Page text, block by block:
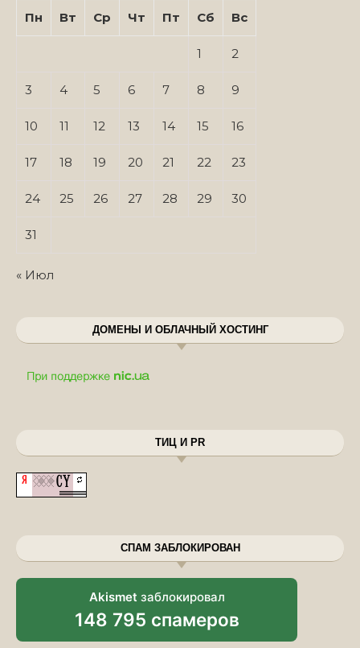
Пн
Вт Ср Чт Пт Сб Вс
1 2
3 4 5 6 7 8 9
10 11 12 13 14 15 16
17 18 19 20 21 22 23
24 25 26 27 28 29 30
31
« Июл
ДОМЕНЫ И ОБЛАЧНЫЙ ХОСТИНГ
ТИЦ И PR
СПАМ ЗАБЛОКИРОВАН
Akismet заблокировал
148 795 спамеров